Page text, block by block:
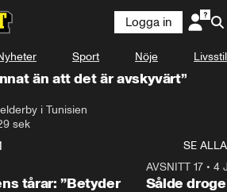
Logga in
Sport Nöje Livsstil
än att det är avskyvärt”
i Tunisien
sek
SE ALLA
tårar: ”Betyder
AVSNITT 17• 4
Sålde